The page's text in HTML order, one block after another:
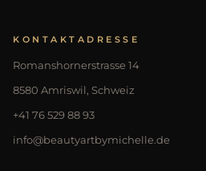
KONTAKTADRESSE
Romanshornerstrasse 14
8580 Amriswil, Schweiz
+41 76 529 88 93
info@beautyartbymichelle.de